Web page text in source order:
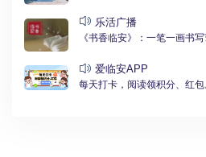
乐活广播
《书香临安》：一笔一画书
爱临安APP
每天打卡，阅读领积分、红包